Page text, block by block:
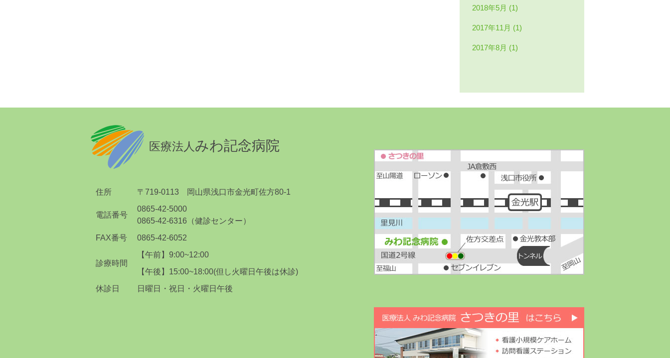
2018年5月 (1)
2017年11月 (1)
2017年8月 (1)
医療法人みわ記念病院
住所 〒719-0113 岡山県浅口市金光町佐方80-1
電話番号
0865-42-5000
0865-42-6316（健診センター）
FAX番号
0865-42-6052
診療時間
【午前】9:00~12:00
【午後】15:00~18:00(但し火曜日午後は休診)
休診日
日曜日・祝日・火曜日午後